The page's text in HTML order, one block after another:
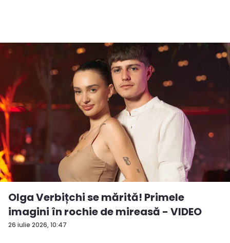
26 iulie 2026, 10:47
Olga Verbițchi se mărită! Primele
imagini în rochie de mireasă - VIDEO